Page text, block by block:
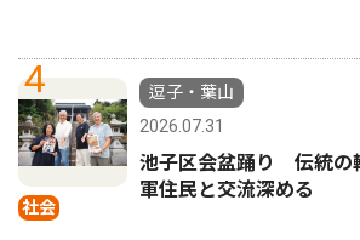
4
社会
逗子・葉山
2026.07.31
池子区会盆踊り 伝統
軍住民と交流深める